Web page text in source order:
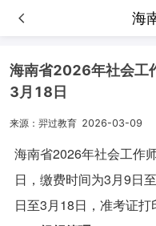
海
海南省2026年社会工
3月18日
来源：羿过教育 2026-03-09
海南省2026年社会工作
日，缴费时间为3月9日
日至3月18日，准考证